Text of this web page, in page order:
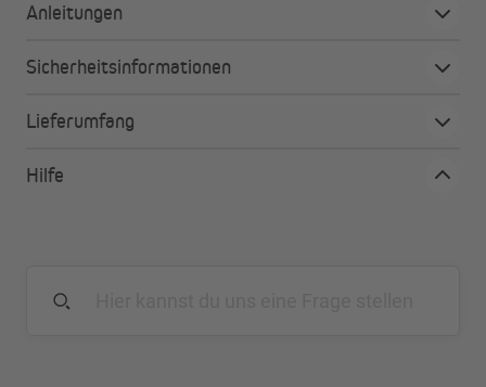
Anleitungen
Sicherheitsinformationen
Lieferumfang
Hilfe